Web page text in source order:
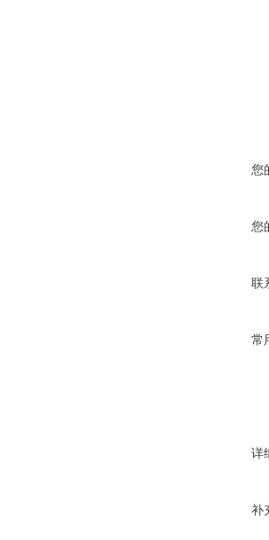
您
您
联
常
详
补